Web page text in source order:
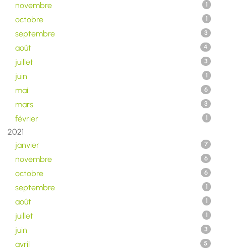
novembre 1
octobre 1
septembre 3
août 4
juillet 3
juin 1
mai 6
mars 3
février 1
2021
janvier
7
novembre 6
octobre 6
septembre 1
août 1
juillet 1
juin 3
avril 5